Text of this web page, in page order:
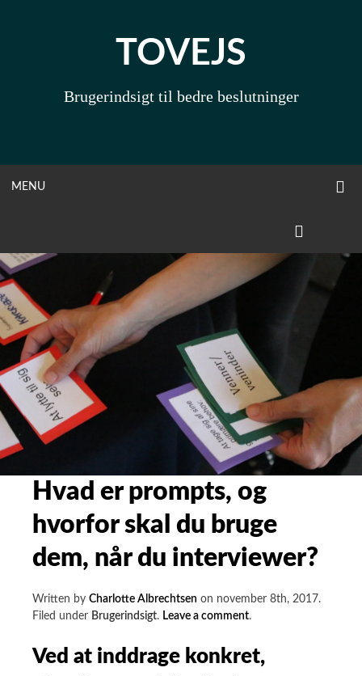
TOVEJS
Brugerindsigt til bedre beslutninger
MENUOPEN
Hvad er prompts, og
hvorfor skal du bruge
dem, når du interviewer?
Written by Charlotte Albrechtsen on november 8th, 2017.
Filed under Brugerindsigt. Leave a commenton
er
prompts,
.
Ved at inddrage konkret,